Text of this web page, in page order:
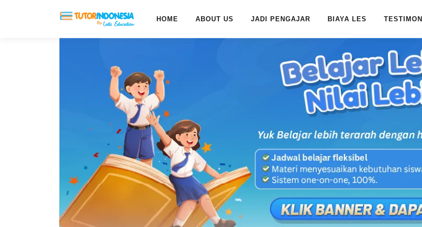
HOME ABOUT US JADI PENGAJAR BIAYA LES TESTIMONI